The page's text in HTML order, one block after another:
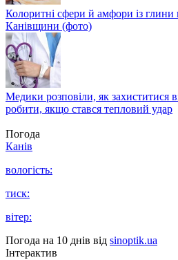
Колоритні сфери й амфори із глини
Канівщини (фото)
Медики розповіли, як захиститися
робити, якщо стався тепловий удар
Погода
Канів
вологість:
тиск:
вітер:
Погода на 10 днів від sinoptik.ua
Інтерактив